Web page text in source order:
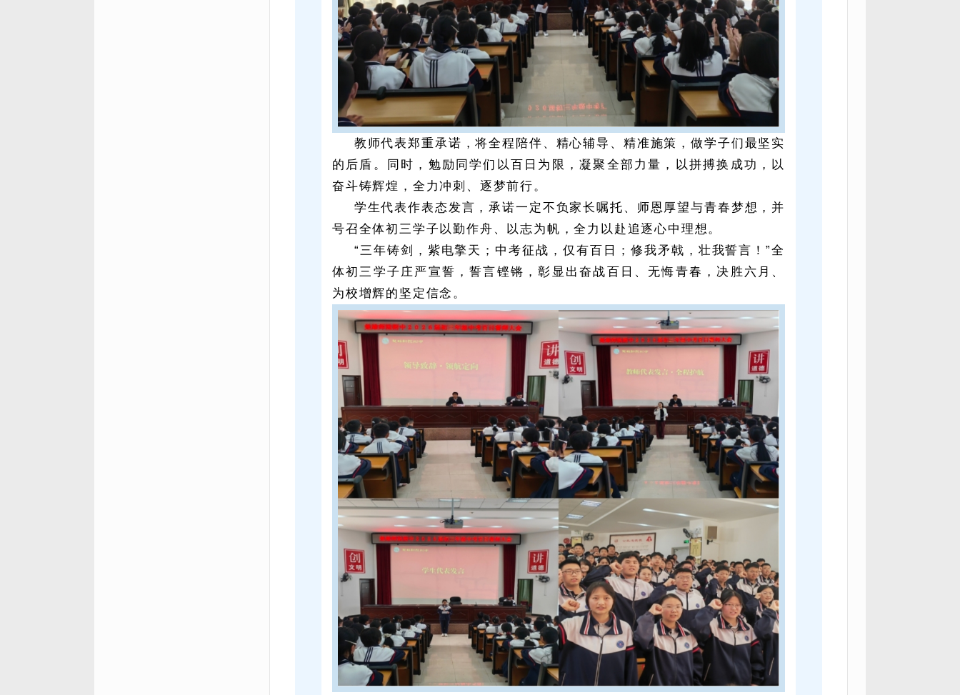
教师代表郑重承诺，将全程陪伴、精心辅导、精准施策，做学子们最坚实
的后盾。同时，勉励同学们以百日为限，凝聚全部力量，以拼搏换成功，以
奋斗铸辉煌，全力冲刺、逐梦前行。
学生代表作表态发言，承诺一定不负家长嘱托、师恩厚望与青春梦想，并
号召全体初三学子以勤作舟、以志为帆，全力以赴追逐心中理想。
“三年铸剑，紫电擎天；中考征战，仅有百日；修我矛戟，壮我誓言！”全
体初三学子庄严宣誓，誓言铿锵，彰显出奋战百日、无悔青春，决胜六月、
为校增辉的坚定信念。